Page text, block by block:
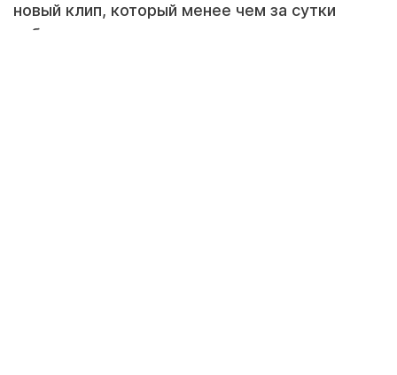
новый клип, который менее чем за сутки
набрал полтора миллиона просмотров в